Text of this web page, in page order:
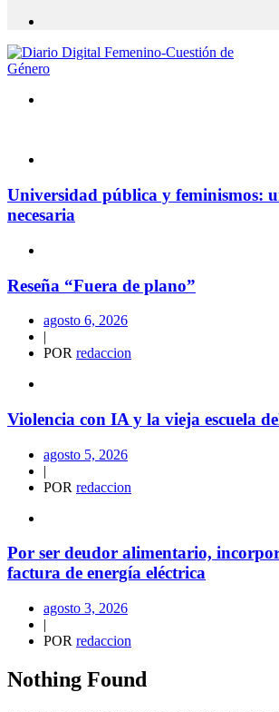
Universidad pública y feminismos:
necesaria
Reseña “Fuera de plano”
agosto 6, 2026
|
POR redaccion
Violencia con IA y la vieja escuela
agosto 5, 2026
|
POR redaccion
Por ser deudor alimentario,
factura de energía eléctrica
agosto 3, 2026
|
POR redaccion
Nothing Found